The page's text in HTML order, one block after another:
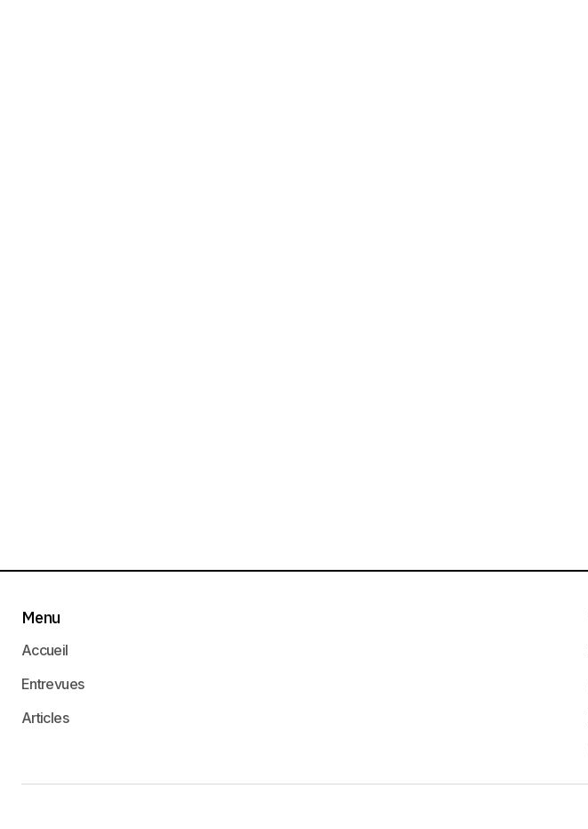
Menu
Accueil
Entrevues
Articles